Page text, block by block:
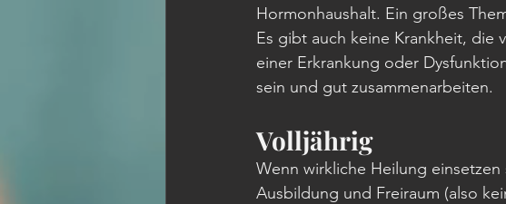
Hormonhaushalt. Ein großes
Es gibt auch keine Krankheit, die
einer Erkrankung oder
sein und gut zusammenarbeiten.
Volljährig
Wenn wirkliche Heilung
Ausbildung und Freiraum (also